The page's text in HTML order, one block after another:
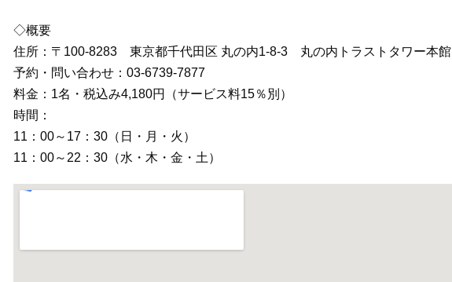
◇概要
住所：〒100-8283 東京都千代田区 丸の内1-8-3 丸の内トラストタワー本館
予約・問い合わせ：03-6739-7877
料金：1名・税込み4,180円（サービス料15％別）
時間：
11：00～17：30（日・月・火）
11：00～22：30（水・木・金・土）